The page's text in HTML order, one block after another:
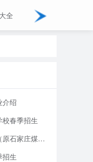
全
介绍
春季招生
2021年石家庄工程技术学校（原石家庄煤炭工业学校）招生简章
招生